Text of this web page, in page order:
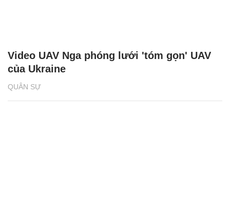
QUÂN SỰ
Video UAV Nga phóng lưới 'tóm gọn' UAV
của Ukraine